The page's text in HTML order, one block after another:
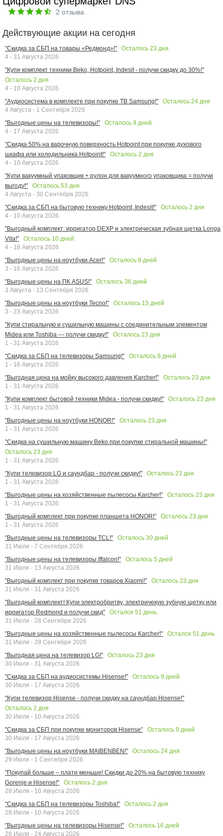
2 отзыва
Действующие акции на сегодня
"Скидка за СБП на товары «Редмонд»!" Осталось 23 дня
4 - 31 Августа 2026
"Купи комплект техники Beko, Hotpoint, Indesit - получи скидку до 30%!"
Осталось 2 дня
4 - 10 Августа 2026
"Аудиосистема в комплекте при покупке ТВ Samsung!"
Осталось 24 дня
4 Августа - 1 Сентября 2026
"Выгодные цены на телевизоры!"
Осталось 9 дней
4 - 17 Августа 2026
"Скидка 50% на варочную поверхность Hotpoint при покупке духового
шкафа или холодильника Hotpoint!"
Осталось 2 дня
4 - 10 Августа 2026
"Купи вакуумный упаковщик + рулон для вакуумного упаковщика = получи
выгоду!"
Осталось 53 дня
4 Августа - 30 Сентября 2026
"Скидка за СБП на бытовую технику Hotpoint, Indesit!"
Осталось 2 дня
4 - 10 Августа 2026
"Выгодный комплект: ирригатор DEXP и электрическая зубная щетка Longa
Vita!"
Осталось 10 дней
4 - 18 Августа 2026
"Выгодные цены на ноутбуки Acer!"
Осталось 8 дней
3 - 16 Августа 2026
"Выгодные цены на ПК ASUS!"
Осталось 36 дней
3 Августа - 13 Сентября 2026
"Выгодные цены на ноутбуки Tecno!"
Осталось 15 дней
3 - 23 Августа 2026
"Купи стиральную и сушильную машины с соединительным элементом
Midea или Toshiba — получи скидку!"
Осталось 23 дня
1 - 31 Августа 2026
"Скидка за СБП на телевизоры Samsung!"
Осталось 8 дней
1 - 16 Августа 2026
"Выгодная цена на мойку высокого давления Karcher!"
Осталось 23 дня
1 - 31 Августа 2026
"Купи комплект бытовой техники Midea - получи скидку!"
Осталось 23 дня
1 - 31 Августа 2026
"Выгодные цены на ноутбуки HONOR!"
Осталось 23 дня
1 - 31 Августа 2026
"Скидка на сушильную машину Beko при покупке стиральной машины!"
Осталось 23 дня
1 - 31 Августа 2026
"Купи телевизор LG и саундбар - получи скидку!"
Осталось 23 дня
1 - 31 Августа 2026
"Выгодные цены на хозяйственные пылесосы Karcher!"
Осталось 23 дня
1 - 31 Августа 2026
"Выгодный комплект при покупке планшета HONOR!"
Осталось 23 дня
1 - 31 Августа 2026
"Выгодные цены на телевизоры TCL!"
Осталось 30 дней
31 Июля - 7 Сентября 2026
"Выгодные цены на телевизоры Iffalcon!"
Осталось 5 дней
31 Июля - 13 Августа 2026
"Выгодный комплект при покупке товаров Xiaomi!"
Осталось 23 дня
31 Июля - 31 Августа 2026
"Выгодный комплект! Купи электробритву, электричекую зубную щетку или
ирригатор Redmond и получи скид"
Остался 51 день
31 Июля - 28 Сентября 2026
"Выгодные цены на хозяйственные пылесосы Karcher!"
Остался 51 день
31 Июля - 28 Сентября 2026
"Выгодная цена на телевизор LG!"
Осталось 23 дня
30 Июля - 31 Августа 2026
"Скидка за СБП на аудиосистемы Hisense!"
Осталось 9 дней
30 Июля - 17 Августа 2026
"Купи телевизор Hisense - получи скидку на саундбар Hisense!"
Осталось 2 дня
30 Июля - 10 Августа 2026
"Скидка за СБП при покупке мониторов Hisense"
Осталось 9 дней
30 Июля - 17 Августа 2026
"Выгодные цены на ноутбуки MAIBENBEN!"
Осталось 24 дня
29 Июля - 1 Сентября 2026
"Покупай больше – плати меньше! Скидки до 20% на бытовую технику
Gorenje и Hisense!"
Осталось 2 дня
28 Июля - 10 Августа 2026
"Скидка за СБП на телевизоры Toshiba!"
Осталось 2 дня
28 Июля - 10 Августа 2026
"Выгодные цены на телевизоры Hisense!"
Осталось 16 дней
28 Июля - 24 Августа 2026